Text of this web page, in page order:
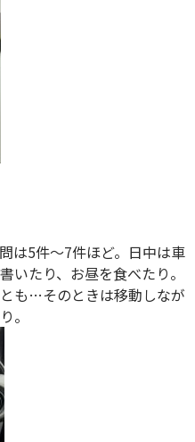
は5件～7件ほど。日中は車
いたり、お昼を食べたり。
も…そのときは移動しなが
。